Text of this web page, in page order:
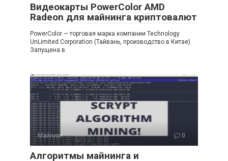
Видеокарты PowerColor AMD
Radeon для майнинга криптовалют
PowerColor — торговая марка компании Technology
UnLimited Corporation (Тайвань, производство в Китае).
Запущена в
Майнинг 0
Алгоритмы майнинга и